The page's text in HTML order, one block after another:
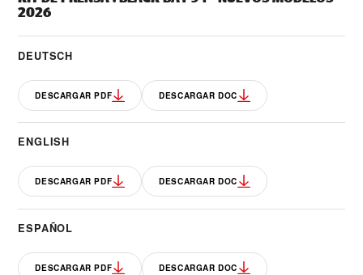
2026
DEUTSCH
DESCARGAR PDF DESCARGAR DOC
ENGLISH
DESCARGAR PDF DESCARGAR DOC
ESPAÑOL
DESCARGAR PDF DESCARGAR DOC